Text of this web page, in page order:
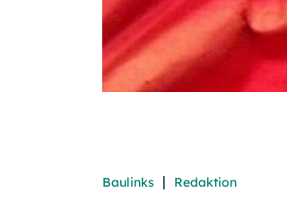
Baulinks | Redaktion